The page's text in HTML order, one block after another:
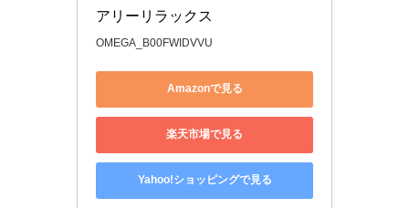
アリーリラックス
OMEGA_B00FWIDVVU
Amazonで見る
楽天市場で見る
Yahoo!ショッピングで見る